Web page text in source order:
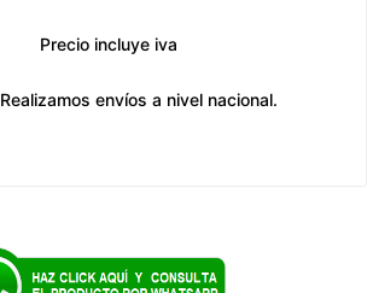
Precio incluye iva
Realizamos envíos a nivel nacional.